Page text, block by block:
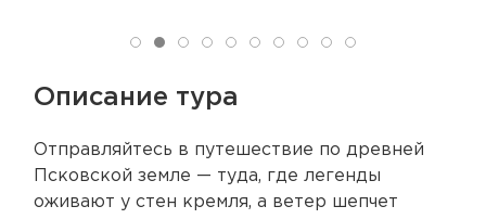
Описание тура
Отправляйтесь в путешествие по древней
Псковской земле — туда, где легенды
оживают у стен кремля, а ветер шепчет